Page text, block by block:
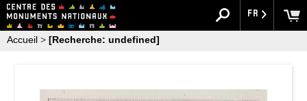
FR
Accueil > [Recherche: undefined]